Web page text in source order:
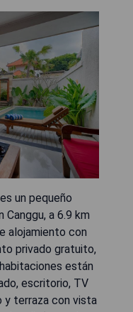
un pequeño
a 6.9 km
alojamiento con
privado gratuito,
están
escritorio, TV
y terraza con vista